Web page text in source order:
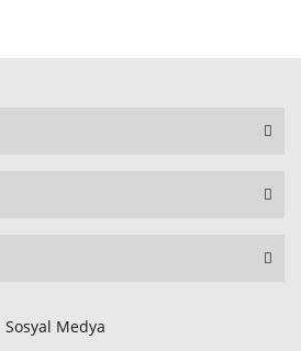
Sosyal Medya